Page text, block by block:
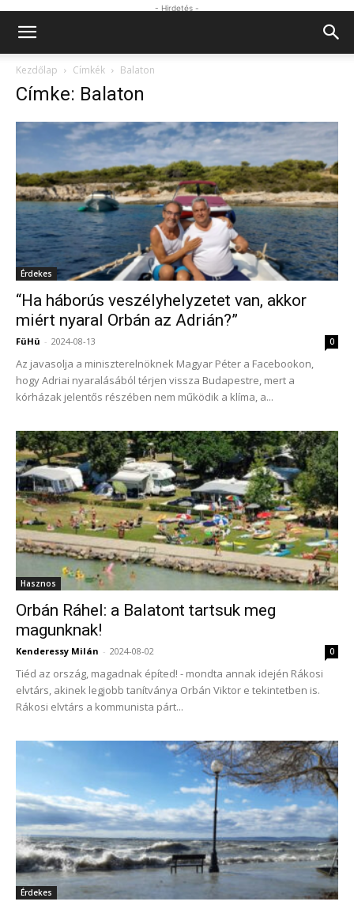
- Hirdetés -
Kezdőlap Címkék Balaton
Címke: Balaton
Érdekes
“Ha háborús veszélyhelyzetet van, akkor
miért nyaral Orbán az Adrián?”
FüHü - 2024-08-13 0
Az javasolja a miniszterelnöknek Magyar Péter a Facebookon,
hogy Adriai nyaralásából térjen vissza Budapestre, mert a
kórházak jelentős részében nem működik a klíma, a...
Hasznos
Orbán Ráhel: a Balatont tartsuk meg
magunknak!
Kenderessy Milán - 2024-08-02 0
Tiéd az ország, magadnak építed! - mondta annak idején Rákosi
elvtárs, akinek legjobb tanítványa Orbán Viktor e tekintetben is.
Rákosi elvtárs a kommunista párt...
Érdekes